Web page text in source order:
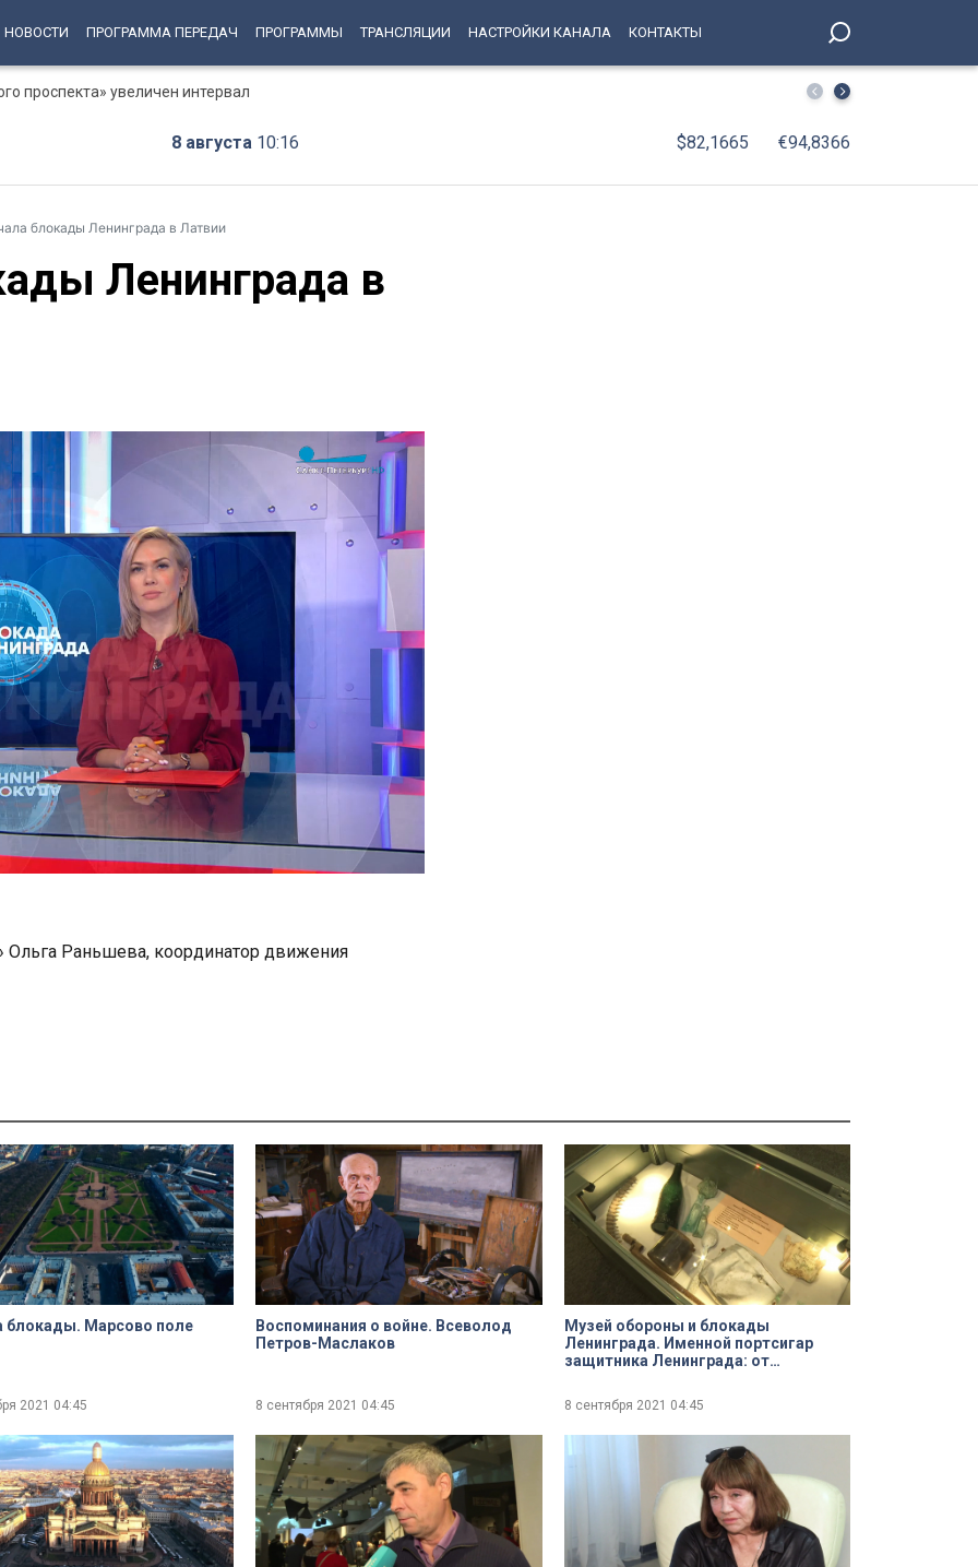
НОВОСТИ ПРОГРАММА ПЕРЕДАЧ ПРОГРАММЫ ТРАНСЛЯЦИИ НАСТРОЙКИ КАНАЛА КОНТАКТЫ
проспекта» увеличен интервал Петербург украшают ко Дню воинской славы России —
8 августа 10:16 $82,1665 €94,8366
блокады Ленинграда в Латвии
Ленинграда в
Ольга Раньшева, координатор движения
блокады. Марсово поле
2021 04:45
Воспоминания о войне. Всеволод
Петров-Маслаков
8 сентября 2021 04:45
Музей обороны и блокады
Ленинграда. Именной портсигар
защитника Ленинграда: от
8 сентября 2021 04:45